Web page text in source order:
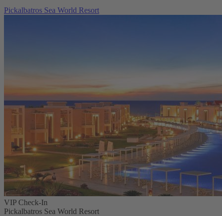
Pickalbatros Sea World Resort
VIP Check-In
Pickalbatros Sea World Resort